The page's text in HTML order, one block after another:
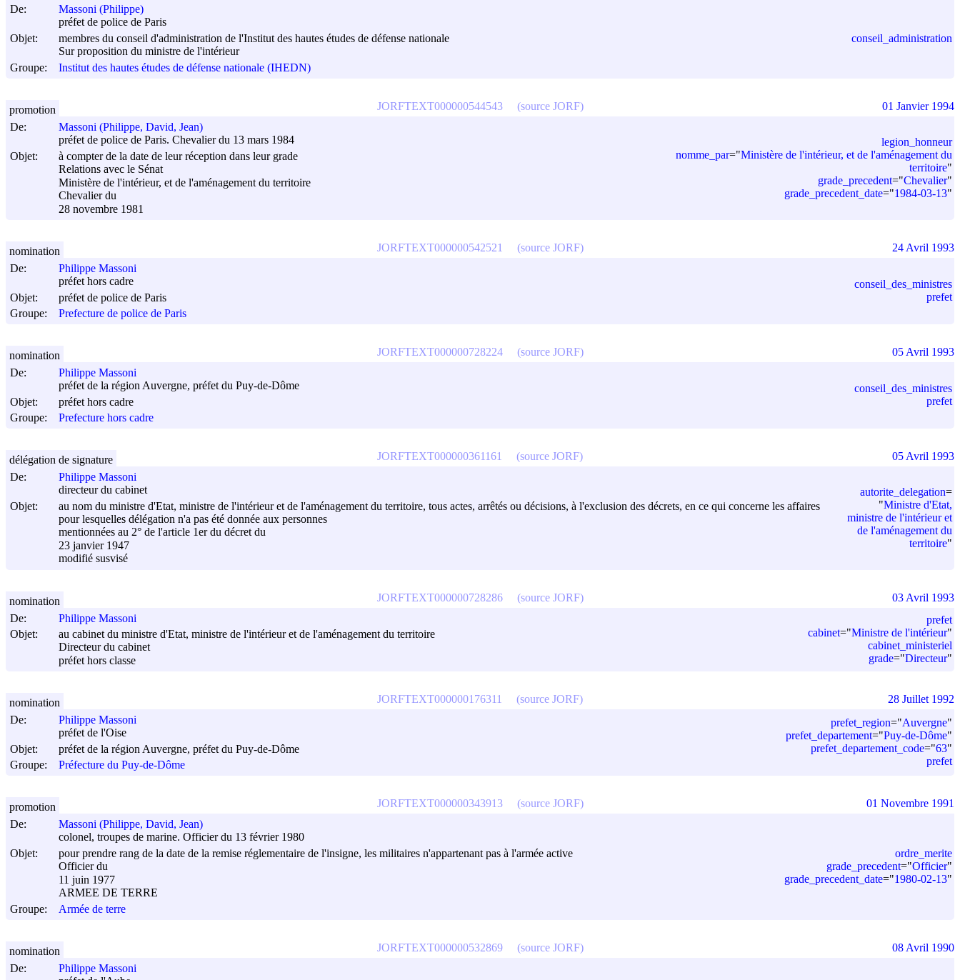
De:
Massoni (Philippe)
préfet de police de Paris
Objet:
membres du conseil d'administration de l'Institut des hautes études de défense nationale
Sur proposition du ministre de l'intérieur
Groupe:
Institut des hautes études de défense nationale (IHEDN)
conseil_administration
De:
Massoni (Philippe, David, Jean)
préfet de police de Paris. Chevalier du 13 mars 1984
Objet:
à compter de la date de leur réception dans leur grade
Relations avec le Sénat
Ministère de l'intérieur, et de l'aménagement du territoire
Chevalier du
28 novembre 1981
legion_honneur
nomme_par="Ministère de l'intérieur, et de l'aménagement du
territoire"
grade_precedent="Chevalier"
grade_precedent_date="1984-03-13"
JORFTEXT000000544543 (source JORF)
promotion 01 Janvier 1994
De:
Philippe Massoni
préfet hors cadre
Objet:
préfet de police de Paris
Groupe:
Prefecture de police de Paris
conseil_des_ministres
prefet
JORFTEXT000000542521 (source JORF)
nomination 24 Avril 1993
De:
Philippe Massoni
préfet de la région Auvergne, préfet du Puy-de-Dôme
Objet:
préfet hors cadre
Groupe:
Prefecture hors cadre
conseil_des_ministres
prefet
JORFTEXT000000728224 (source JORF)
nomination 05 Avril 1993
De:
Philippe Massoni
directeur du cabinet
Objet:
au nom du ministre d'Etat, ministre de l'intérieur et de l'aménagement du territoire, tous actes, arrêtés ou décisions, à l'exclusion des décrets, en ce qui concerne les affaires
pour lesquelles délégation n'a pas été donnée aux personnes
mentionnées au 2° de l'article 1er du décret du
23 janvier 1947
modifié susvisé
autorite_delegation=
"Ministre d'Etat,
ministre de l'intérieur et
de l'aménagement du
territoire"
JORFTEXT000000361161 (source JORF)
délégation de signature 05 Avril 1993
De:
Philippe Massoni
Objet:
au cabinet du ministre d'Etat, ministre de l'intérieur et de l'aménagement du territoire
Directeur du cabinet
préfet hors classe
prefet
cabinet="Ministre de l'intérieur"
cabinet_ministeriel
grade="Directeur"
JORFTEXT000000728286 (source JORF)
nomination 03 Avril 1993
De:
Philippe Massoni
préfet de l'Oise
Objet:
préfet de la région Auvergne, préfet du Puy-de-Dôme
Groupe:
Préfecture du Puy-de-Dôme
prefet_region="Auvergne"
prefet_departement="Puy-de-Dôme"
prefet_departement_code="63"
prefet
JORFTEXT000000176311 (source JORF)
nomination 28 Juillet 1992
De:
Massoni (Philippe, David, Jean)
colonel, troupes de marine. Officier du 13 février 1980
Objet:
pour prendre rang de la date de la remise réglementaire de l'insigne, les militaires n'appartenant pas à l'armée active
Officier du
11 juin 1977
ARMEE DE TERRE
Groupe:
Armée de terre
ordre_merite
grade_precedent="Officier"
grade_precedent_date="1980-02-13"
JORFTEXT000000343913 (source JORF)
promotion 01 Novembre 1991
De:
Philippe Massoni
JORFTEXT000000532869 (source JORF)
nomination 08 Avril 1990